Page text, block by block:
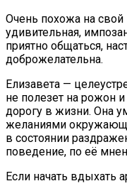
Очень похожа на
удивительная,
приятно общаться,
доброжелательна.
Елизавета —
не полезет на рожон
дорогу в жизни. Она
желаниями
в состоянии
поведение, по её
Если начать вдыхать